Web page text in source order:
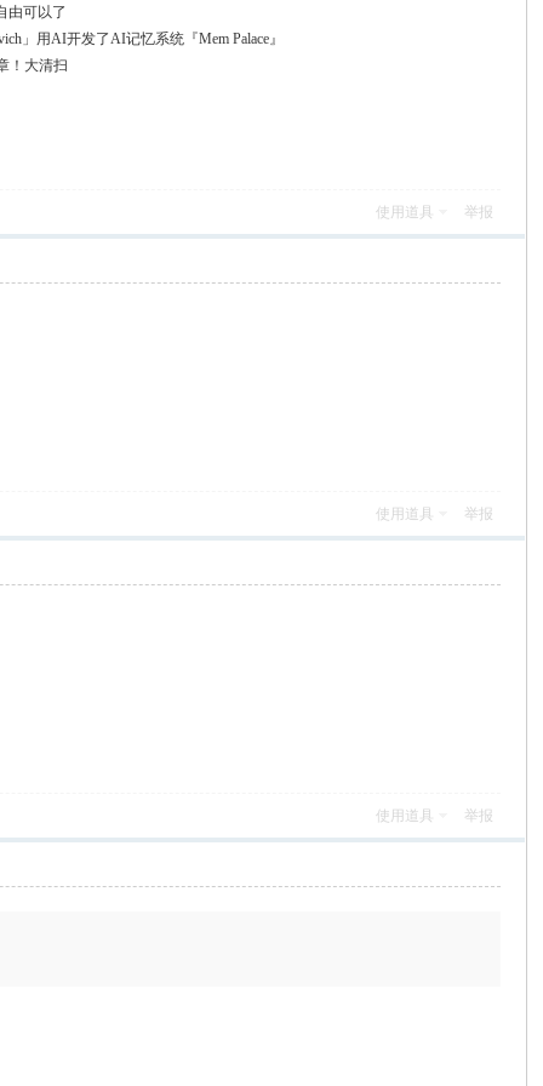
由可以了
」用AI开发了AI记忆系统『Mem Palace』
！大清扫
使用道具 举报
使用道具 举报
使用道具 举报